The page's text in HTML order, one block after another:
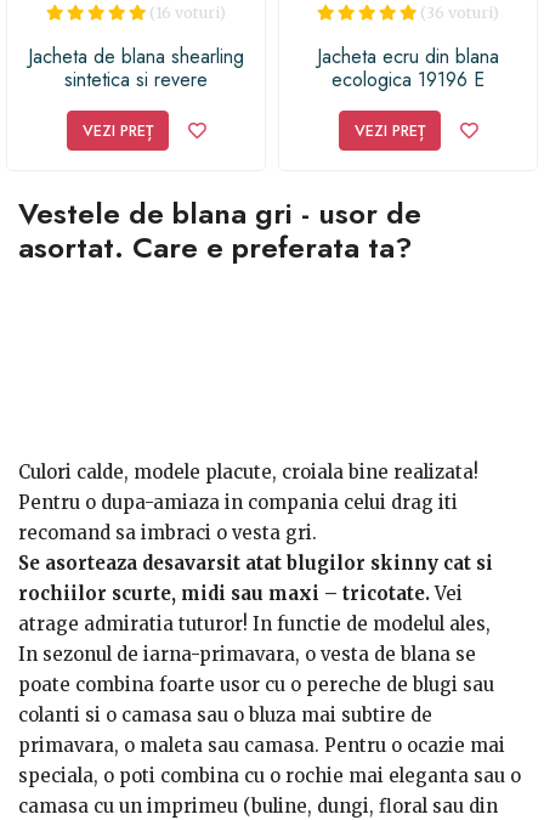
(16 voturi)
Jacheta de blana shearling
sintetica si revere
VEZI PREȚ
(36 voturi)
Jacheta ecru din blana
ecologica 19196 E
VEZI PREȚ
Vestele de blana gri - usor de
asortat. Care e preferata ta?
Culori calde, modele placute, croiala bine realizata!
Pentru o dupa-amiaza in compania celui drag iti
recomand sa imbraci o vesta gri.
Se asorteaza desavarsit atat blugilor skinny cat si
rochiilor scurte, midi sau maxi – tricotate.Vei
atrage admiratia tuturor! In functie de modelul ales,
poti imbraca o vesta mai lunga sau mai scurta, cu sau
fara fermoar.
In sezonul de iarna-primavara, o vesta de blana se
poate combina foarte usor cu o pereche de blugi sau
colanti si o camasa sau o bluza mai subtire de
primavara, o maleta sau camasa. Pentru o ocazie mai
speciala, o poti combina cu o rochie mai eleganta sau o
camasa cu un imprimeu (buline, dungi, floral sau din